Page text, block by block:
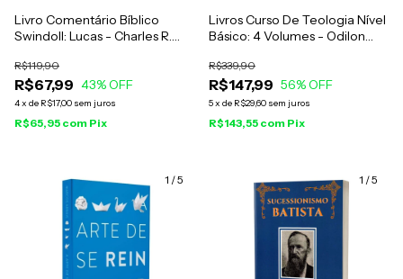
Livro Comentário Bíblico
Swindoll: Lucas - Charles R.
R$67,99
R$119,90
43% OFF
4x de R$17,00 sem juros
R$65,95 com Pix
Livros Curso De Teologia Nível
Básico: 4 Volumes - Odilon
R$147,99
R$339,90
56% OFF
5x de R$29,60 sem juros
R$143,55 com Pix
1 /5 1 /5